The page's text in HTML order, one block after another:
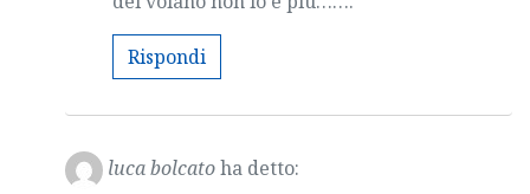
Rispondi
luca bolcatoha detto: